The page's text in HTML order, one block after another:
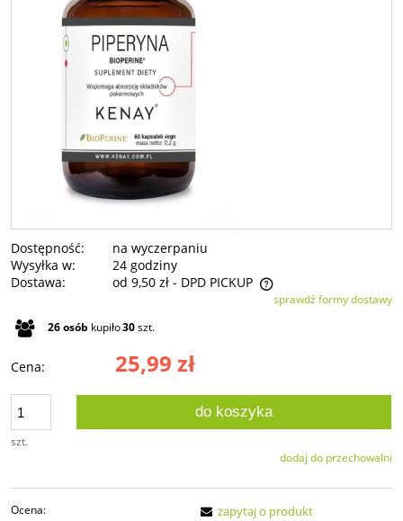
Dostępność:
na wyczerpaniu
Wysyłka w:
24 godziny
Dostawa:
od 9,50 zł - DPD PICKUP
Cena nie zawiera ewentualnych kosztów płatnościsprawdź formy dostawy
26osób kupiło30szt.
Cena: 25,99 zł
szt.
do koszyka
dodaj do przechowalni
Ocena:
zapytaj o produkt